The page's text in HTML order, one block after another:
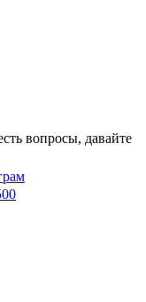
вопросы, давайте